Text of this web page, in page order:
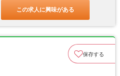
この求人に興味がある
保存する